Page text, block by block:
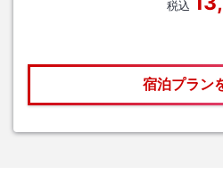
税込
宿泊プラン